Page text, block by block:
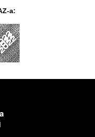
a: